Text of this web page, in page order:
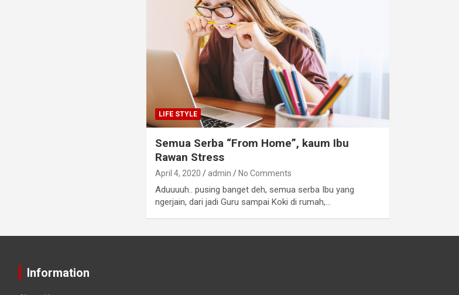
LIFE STYLE
Semua Serba “From Home”, kaum Ibu
Rawan Stress
April 4, 2020 admin No Comments
Aduuuuh.. pusing banget deh, semua serba Ibu yang
ngerjain, dari jadi Guru sampai Koki di rumah,…
Information